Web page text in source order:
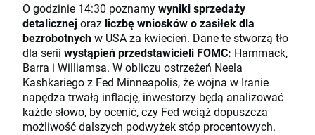
O godzinie 14:30 poznamywyniki sprzedaży
detalicznejoraz liczbę wniosków o zasiłek dla
bezrobotnychw USA za kwiecień. Dane te stworzą tło
dla serii wystąpień przedstawicieli FOMC: Hammack,
Barra i Williamsa. W obliczu ostrzeżeń Neela
Kashkariego z Fed Minneapolis, że wojna w Iranie
napędza trwałą inflację, inwestorzy będą analizować
każde słowo, by ocenić, czy Fed wciąż dopuszcza
możliwość dalszych podwyżek stóp procentowych.